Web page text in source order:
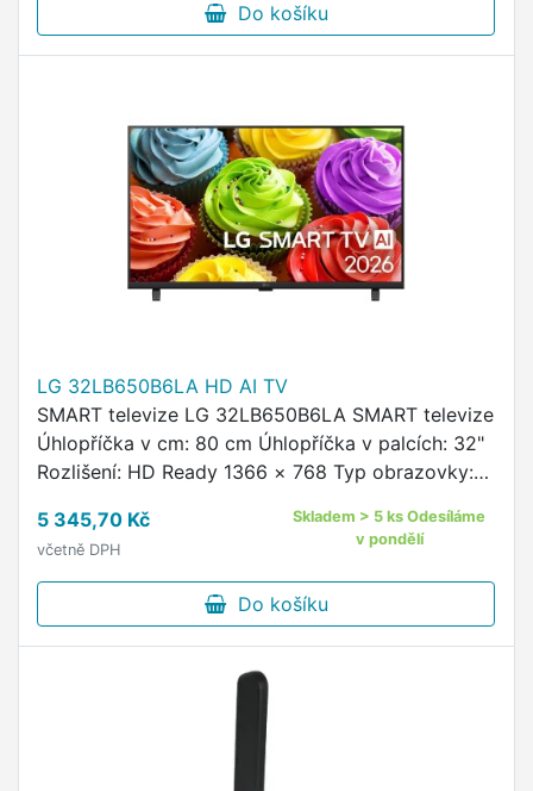
Do košíku
LG 32LB650B6LA HD AI TV
SMART televize LG 32LB650B6LA SMART televize
Úhlopříčka v cm: 80 cm Úhlopříčka v palcích: 32"
Rozlišení: HD Ready 1366 × 768 Typ obrazovky:
2026 Kvalita obrazu: …
5 345,70 Kč
včetně DPH
Skladem > 5 ks Odesíláme
v pondělí
Do košíku